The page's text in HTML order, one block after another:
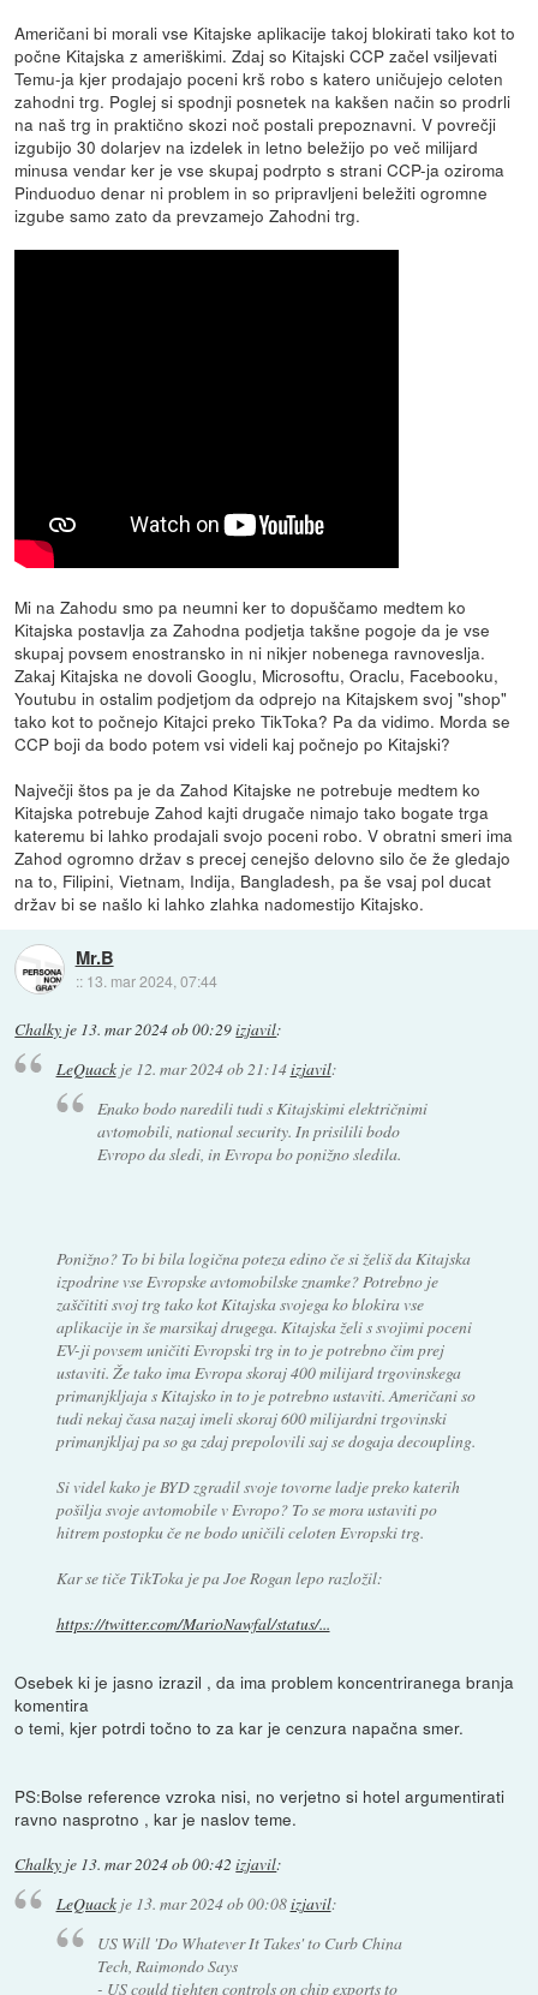
Američani bi morali vse Kitajske aplikacije takoj blokirati tako kot to
počne Kitajska z ameriškimi. Zdaj so Kitajski CCP začel vsiljevati
Temu-ja kjer prodajajo poceni krš robo s katero uničujejo celoten
zahodni trg. Poglej si spodnji posnetek na kakšen način so prodrli
na naš trg in praktično skozi noč postali prepoznavni. V povrečji
izgubijo 30 dolarjev na izdelek in letno beležijo po več milijard
minusa vendar ker je vse skupaj podrpto s strani CCP-ja oziroma
Pinduoduo denar ni problem in so pripravljeni beležiti ogromne
izgube samo zato da prevzamejo Zahodni trg.
Mi na Zahodu smo pa neumni ker to dopuščamo medtem ko
Kitajska postavlja za Zahodna podjetja takšne pogoje da je vse
skupaj povsem enostransko in ni nikjer nobenega ravnoveslja.
Zakaj Kitajska ne dovoli Googlu, Microsoftu, Oraclu, Facebooku,
Youtubu in ostalim podjetjom da odprejo na Kitajskem svoj "shop"
tako kot to počnejo Kitajci preko TikToka? Pa da vidimo. Morda se
CCP boji da bodo potem vsi videli kaj počnejo po Kitajski?
Največji štos pa je da Zahod Kitajske ne potrebuje medtem ko
Kitajska potrebuje Zahod kajti drugače nimajo tako bogate trga
kateremu bi lahko prodajali svojo poceni robo. V obratni smeri ima
Zahod ogromno držav s precej cenejšo delovno silo če že gledajo
na to, Filipini, Vietnam, Indija, Bangladesh, pa še vsaj pol ducat
držav bi se našlo ki lahko zlahka nadomestijo Kitajsko.
Mr.B
:: 13. mar 2024, 07:44
Chalky je 13. mar 2024 ob 00:29izjavil:
LeQuackje 12. mar 2024 ob 21:14izjavil:
Enako bodo naredili tudi s Kitajskimi električnimi
avtomobili, national security. In prisilili bodo
Evropo da sledi, in Evropa bo ponižno sledila.
Ponižno? To bi bila logična poteza edino če si želiš da Kitajska
izpodrine vse Evropske avtomobilske znamke? Potrebno je
zaščititi svoj trg tako kot Kitajska svojega ko blokira vse
aplikacije in še marsikaj drugega. Kitajska želi s svojimi poceni
EV-ji povsem uničiti Evropski trg in to je potrebno čim prej
ustaviti. Že tako ima Evropa skoraj 400 milijard trgovinskega
primanjkljaja s Kitajsko in to je potrebno ustaviti. Američani so
tudi nekaj časa nazaj imeli skoraj 600 milijardni trgovinski
primanjkljaj pa so ga zdaj prepolovili saj se dogaja decoupling.
Si videl kako je BYD zgradil svoje tovorne ladje preko katerih
pošilja svoje avtomobile v Evropo? To se mora ustaviti po
hitrem postopku če ne bodo uničili celoten Evropski trg.
Kar se tiče TikToka je pa Joe Rogan lepo razložil:
https://twitter.com/MarioNawfal/status/...
Osebek ki je jasno izrazil , da ima problem koncentriranega branja
komentira
o temi, kjer potrdi točno to za kar je cenzura napačna smer.
PS:Bolse reference vzroka nisi, no verjetno si hotel argumentirati
ravno nasprotno , kar je naslov teme.
Chalky je 13. mar 2024 ob 00:42 izjavil:
LeQuackje 13. mar 2024 ob 00:08izjavil:
US Will 'Do Whatever It Takes' to Curb China
Tech, Raimondo Says
- US could tighten controls on chip exports to